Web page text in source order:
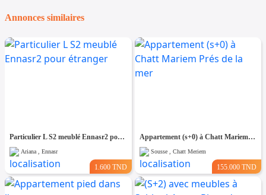
Annonces similaires
Particulier L S2 meublé Ennasr2 pour étranger
Ariana , Ennasr
1.600 TND
Appartement (s+0) à Chatt Mariem Prés de la mer
Sousse , Chatt Meriem
155.000 TND